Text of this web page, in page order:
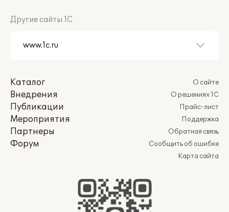
Другие сайты 1С
Каталог
Внедрения
Публикации
Мероприятия
Партнеры
Форум
О сайте
О решениях 1С
Прайс-лист
Поддержка
Обратная связь
Сообщить об ошибке
Карта сайта